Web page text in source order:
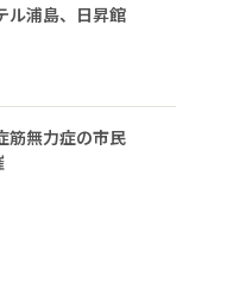
浦島、日昇館
無力症の市民